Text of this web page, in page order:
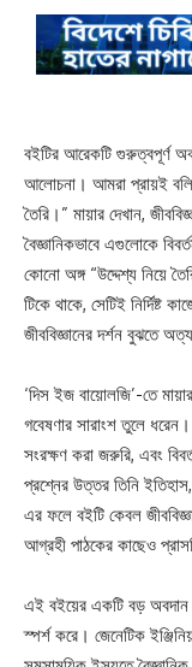
বইটির আরেকটি গুরুত্বপূর্ণ
আলোচনা। আমরা প্রায়ই
তৈরি।” মায়ার দেখান,
বৈজ্ঞানিকভাবে এগুলোকে
কোনো অঙ্গ “উদ্দেশ্য নিয়ে
টিকে থাকে, সেটিই নির্দিষ্ট
জীববিজ্ঞানের দর্শন বুঝতে
‘দিস ইজ বায়োলজি’-তে মায়ার
গবেষণার সারাংশ তুলে
সংরক্ষণ করা জরুরি, এবং
প্রশ্নের উত্তর তিনি
এর ফলে বইটি কেবল
আগ্রহী পাঠকের কাছেও
এই বইয়ের একটি বড় অবদান
স্পর্শ করে। জেনেটিক